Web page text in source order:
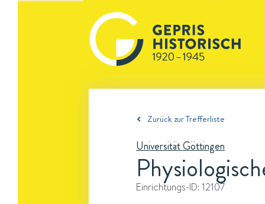
Zurück zur Trefferliste
Universität Göttingen
Einrichtungs-ID: 12107